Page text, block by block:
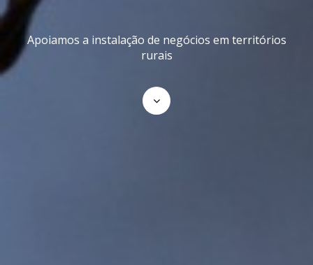
Apoiamos a instalação de negócios em territórios
rurais